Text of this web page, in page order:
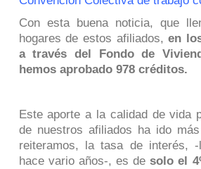
Con esta buena noticia, que
hogares de estos afiliados,en
a través del Fondo de
hemos aprobado 978 créditos.
Este aporte a la calidad de vida
de nuestros afiliados ha ido
reiteramos, la tasa de interés, -
hace vario años-, es desolo el